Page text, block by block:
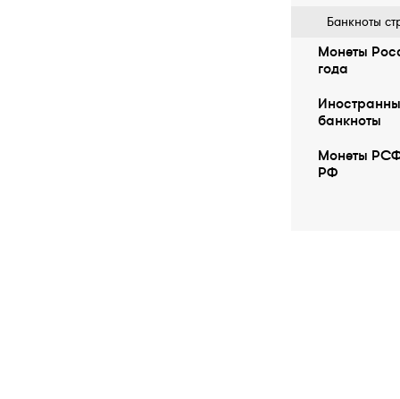
Банкноты
Монеты
года
бaнкноты
Монеты
РФ